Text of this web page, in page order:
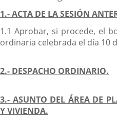
1.- ACTA DE LA SESIÓN
1.1 Aprobar, si procede, el
ordinaria celebrada el día 10
2.- DESPACHO ORDINARIO.
3.- ASUNTO DEL ÁREA DE
Y VIVIENDA.